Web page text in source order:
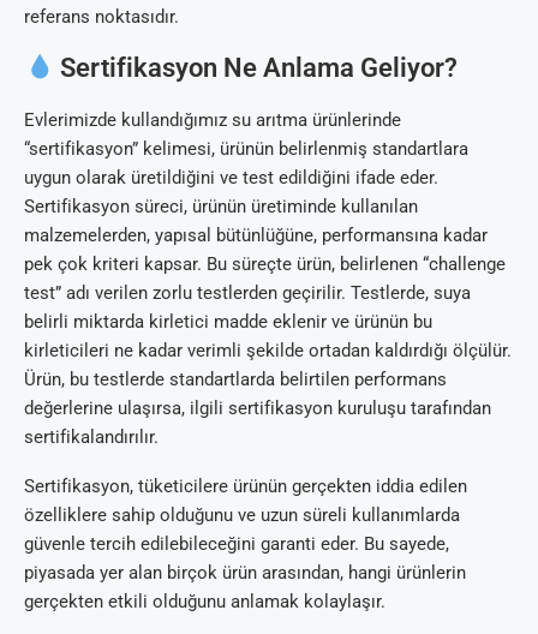
referans noktasıdır.
Sertifikasyon Ne Anlama Geliyor?
Evlerimizde kullandığımız su arıtma ürünlerinde
“sertifikasyon” kelimesi, ürünün belirlenmiş standartlara
uygun olarak üretildiğini ve test edildiğini ifade eder.
Sertifikasyon süreci, ürünün üretiminde kullanılan
malzemelerden, yapısal bütünlüğüne, performansına kadar
pek çok kriteri kapsar. Bu süreçte ürün, belirlenen “challenge
test” adı verilen zorlu testlerden geçirilir. Testlerde, suya
belirli miktarda kirletici madde eklenir ve ürünün bu
kirleticileri ne kadar verimli şekilde ortadan kaldırdığı ölçülür.
Ürün, bu testlerde standartlarda belirtilen performans
değerlerine ulaşırsa, ilgili sertifikasyon kuruluşu tarafından
sertifikalandırılır.
Sertifikasyon, tüketicilere ürünün gerçekten iddia edilen
özelliklere sahip olduğunu ve uzun süreli kullanımlarda
güvenle tercih edilebileceğini garanti eder. Bu sayede,
piyasada yer alan birçok ürün arasından, hangi ürünlerin
gerçekten etkili olduğunu anlamak kolaylaşır.